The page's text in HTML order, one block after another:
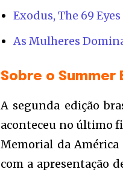
Exodus, The 69
As Mulheres
Sobre o Summer
A segunda edição
aconteceu no último
Memorial da
com a apresentação